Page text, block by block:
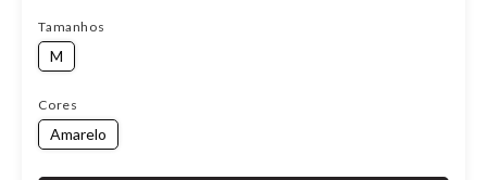
Tamanhos
M
Cores
Amarelo